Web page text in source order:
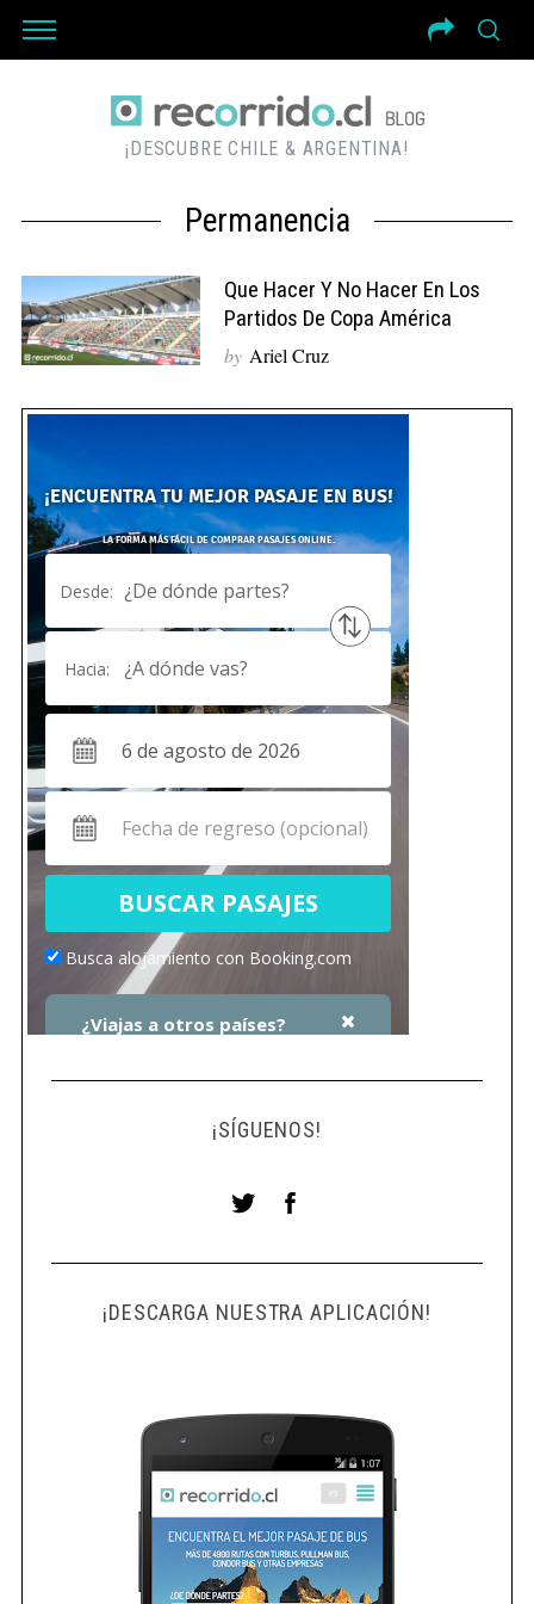
¡DESCUBRE CHILE & ARGENTINA!
Permanencia
Que Hacer Y No Hacer En Los
Partidos De Copa América
by Ariel Cruz
¡SÍGUENOS!
¡DESCARGA NUESTRA APLICACIÓN!